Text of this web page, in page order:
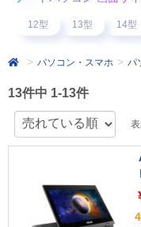
12型 13型 14型
パソコン・スマホ パ
13件中 1-13件